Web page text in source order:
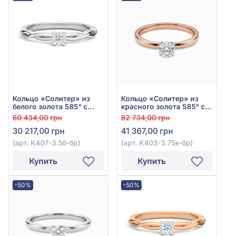
Кольцо «Солитер» из
белого золота 585° с
бриллиантом 0,15ct, арт.
К407-3.5б-бр
60 434,00 грн
30 217,00 грн
(арт. К407-3.5б-бр)
Купить
Кольцо «Солитер» из
красного золота 585° с
бриллиантом 0,24ct, арт.
К403-3.75к-бр
82 734,00 грн
41 367,00 грн
(арт. К403-3.75к-бр)
Купить
-50% -50%